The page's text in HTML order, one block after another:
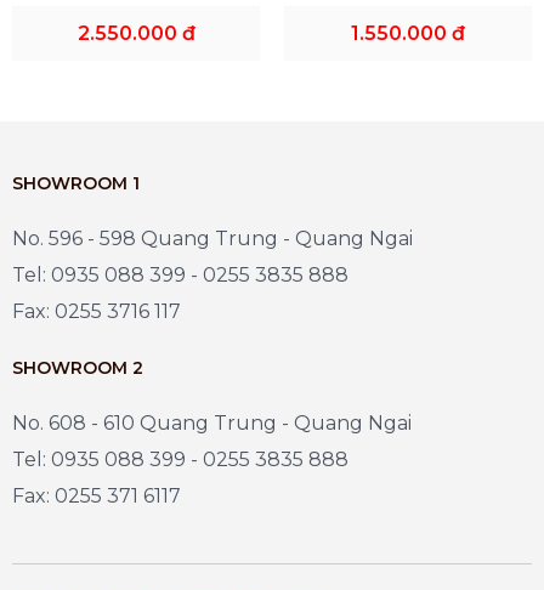
2.550.000 đ 1.550.000 đ
SHOWROOM 1
No. 596 - 598 Quang Trung - Quang Ngai
Tel: 0935 088 399 - 0255 3835 888
Fax: 0255 3716 117
SHOWROOM 2
No. 608 - 610 Quang Trung - Quang Ngai
Tel: 0935 088 399 - 0255 3835 888
Fax: 0255 371 6117